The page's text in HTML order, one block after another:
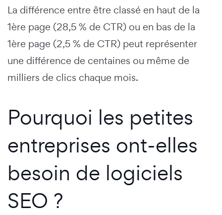
La différence entre être classé en haut de la
1ère page (28,5 % de CTR) ou en bas de la
1ère page (2,5 % de CTR) peut représenter
une différence de centaines ou même de
milliers de clics chaque mois.
Pourquoi les petites
entreprises ont-elles
besoin de logiciels
SEO ?